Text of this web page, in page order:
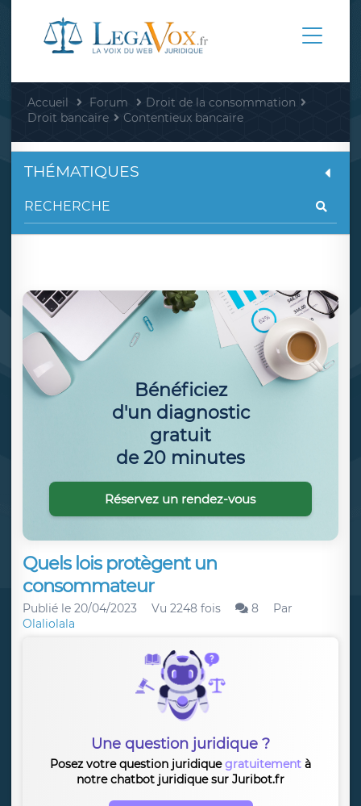
Accueil Forum
Droit de la consommation
Droit bancaire
Contentieux bancaire
Quels lois protègent un
consommateur
Publié le 20/04/2023 Vu 2248 fois 8
Par
Olaliolala
Une question juridique ?
Posez votre question juridiquegratuitement à
notre chatbot juridique sur Juribot.fr
THÉMATIQUES
Bénéficiez
d'un diagnostic
gratuit
de 20 minutes
Réservez un rendez-vous